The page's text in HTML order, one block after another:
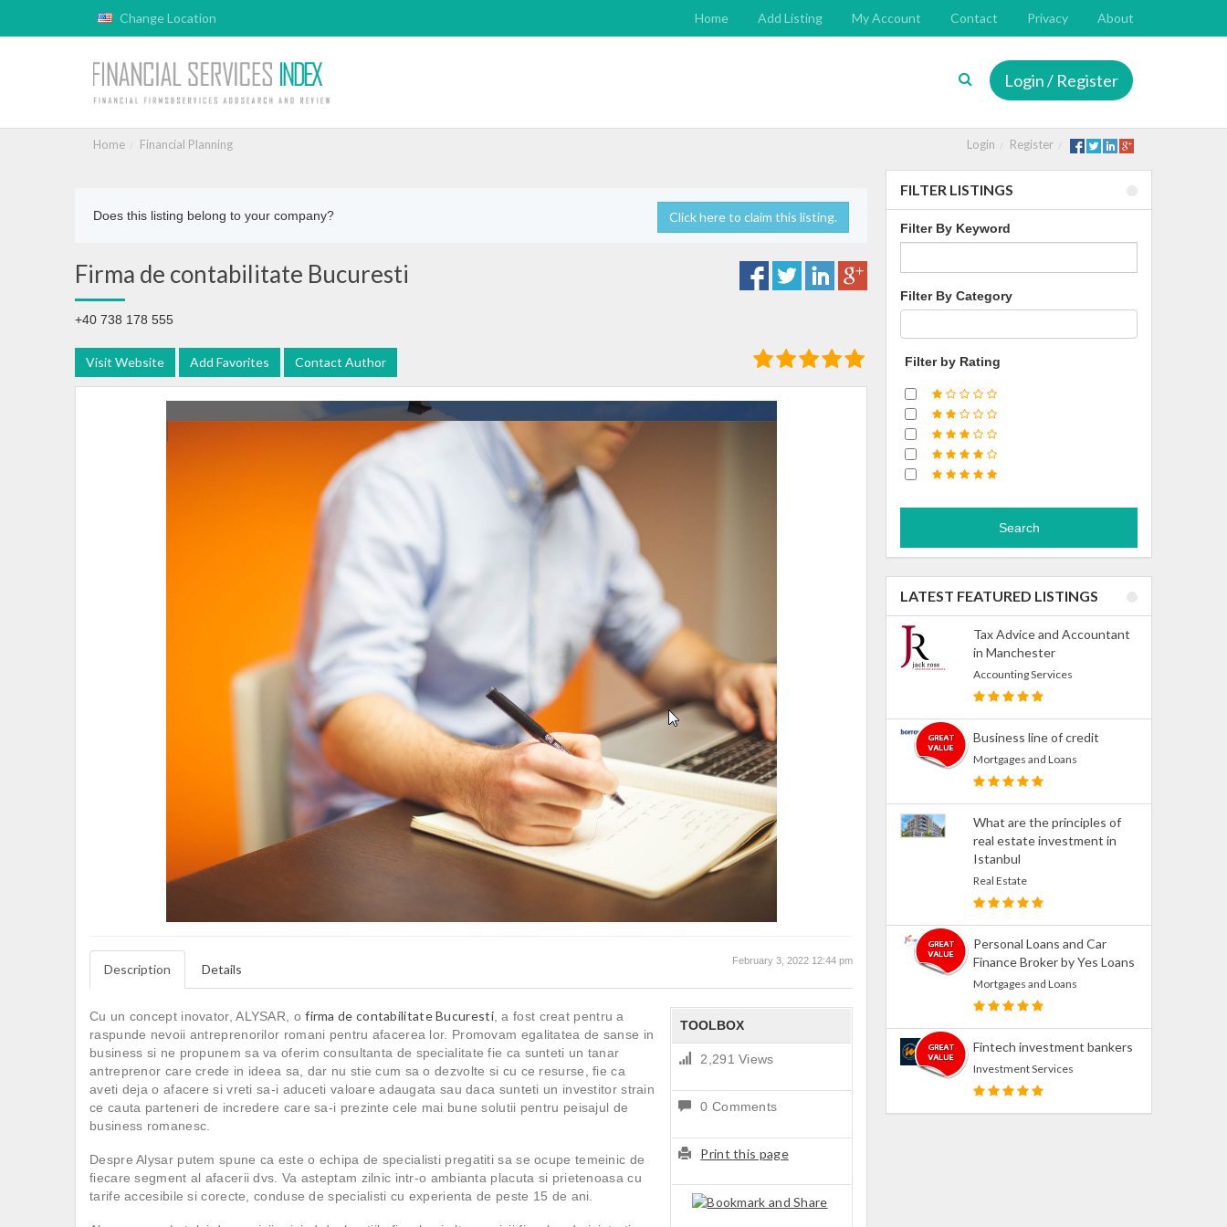
Change Location Home Add Listing My Account Contact Privacy About
Login / Register
Home Financial Planning Login Register
Does this listing belong to your company? Click here to claim this listing.
Firma de contabilitate Bucuresti
+40 738 178 555
Visit Website Add Favorites Contact Author
February 3, 2022 12:44 pm
Description Details
TOOLBOX
2,291 Views
0 Comments
Print this page
Cu un concept inovator, ALYSAR, ofirma de contabilitate Bucuresti, a fost creat pentru a
raspunde nevoii antreprenorilor romani pentru afacerea lor. Promovam egalitatea de sanse in
business si ne propunem sa va oferim consultanta de specialitate fie ca sunteti un tanar
antreprenor care crede in ideea sa, dar nu stie cum sa o dezvolte si cu ce resurse, fie ca
aveti deja o afacere si vreti sa-i aduceti valoare adaugata sau daca sunteti un investitor strain
ce cauta parteneri de incredere care sa-i prezinte cele mai bune solutii pentru peisajul de
business romanesc.
Despre Alysar putem spune ca este o echipa de specialisti pregatiti sa se ocupe temeinic de
fiecare segment al afacerii dvs. Va asteptam zilnic intr-o ambianta placuta si prietenoasa cu
tarife accesibile si corecte, conduse de specialisti cu experienta de peste 15 de ani.
FILTER LISTINGS
Filter By Keyword
Filter By Category
Filter by Rating
Search
LATEST FEATURED LISTINGS
Tax Advice and Accountant
in Manchester
Accounting Services
Business line of credit
Mortgages and Loans
What are the principles of
real estate investment in
Istanbul
Real Estate
Personal Loans and Car
Finance Broker by Yes Loans
Mortgages and Loans
Fintech investment bankers
Investment Services